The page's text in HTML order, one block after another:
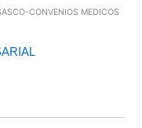
CONVENIOS MEDICOS